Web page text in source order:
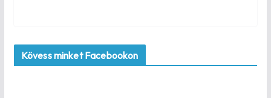
Kövess minket Facebookon